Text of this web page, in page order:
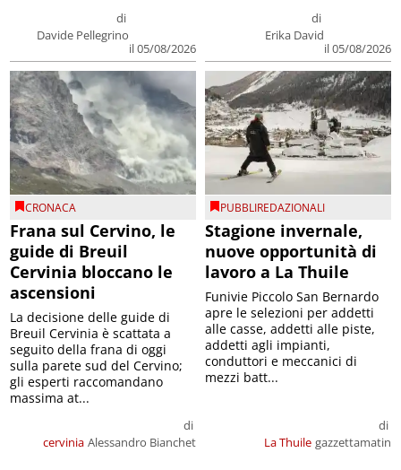
di
Davide Pellegrino
il 05/08/2026
di
Erika David
il 05/08/2026
CRONACA
Frana sul Cervino, le
guide di Breuil
Cervinia bloccano le
ascensioni
cervinia
di
Alessandro Bianchet
La decisione delle guide di
Breuil Cervinia è scattata a
seguito della frana di oggi
sulla parete sud del Cervino;
gli esperti raccomandano
massima at...
PUBBLIREDAZIONALI
Stagione invernale,
nuove opportunità di
lavoro a La Thuile
La Thuile
di
gazzettamatin
Funivie Piccolo San Bernardo
apre le selezioni per addetti
alle casse, addetti alle piste,
addetti agli impianti,
conduttori e meccanici di
mezzi batt...